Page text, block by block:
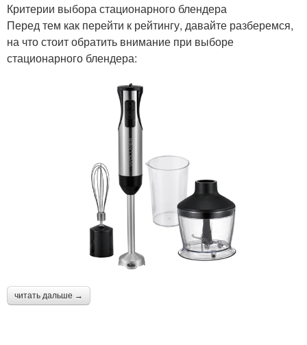
Критерии выбора стационарного блендера
Перед тем как перейти к рейтингу, давайте разберемся,
на что стоит обратить внимание при выборе
стационарного блендера:
читать дальше →